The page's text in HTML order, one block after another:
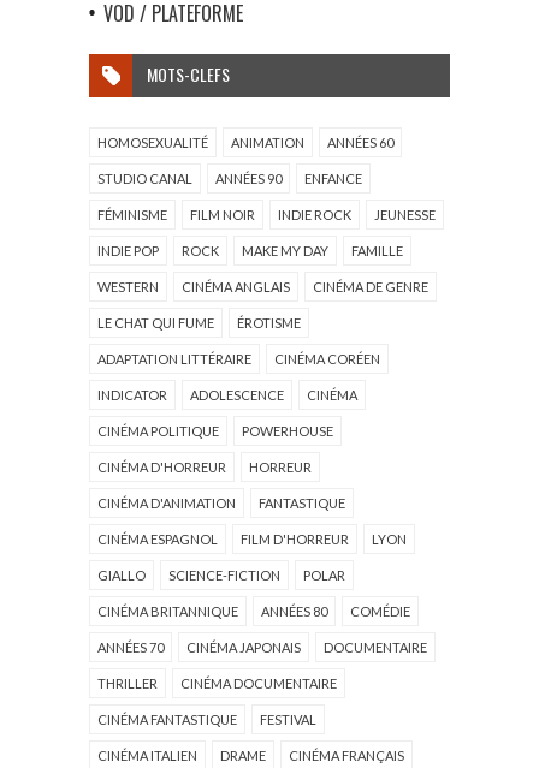
VOD / PLATEFORME
MOTS-CLEFS
HOMOSEXUALITÉ ANIMATION ANNÉES 60
STUDIO CANAL ANNÉES 90 ENFANCE
FÉMINISME FILM NOIR INDIE ROCK JEUNESSE
INDIE POP ROCK MAKE MY DAY FAMILLE
WESTERN CINÉMA ANGLAIS CINÉMA DE GENRE
LE CHAT QUI FUME ÉROTISME
ADAPTATION LITTÉRAIRE CINÉMA CORÉEN
INDICATOR ADOLESCENCE CINÉMA
CINÉMA POLITIQUE POWERHOUSE
CINÉMA D'HORREUR HORREUR
CINÉMA D'ANIMATION FANTASTIQUE
CINÉMA ESPAGNOL FILM D'HORREUR LYON
GIALLO SCIENCE-FICTION POLAR
CINÉMA BRITANNIQUE ANNÉES 80 COMÉDIE
ANNÉES 70 CINÉMA JAPONAIS DOCUMENTAIRE
THRILLER CINÉMA DOCUMENTAIRE
CINÉMA FANTASTIQUE FESTIVAL
CINÉMA ITALIEN DRAME CINÉMA FRANÇAIS